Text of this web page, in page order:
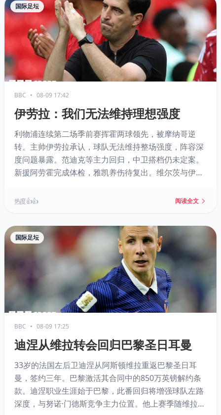
国际足坛
BBC • 08-09 17:42
伊劳拉：我们无法维持理想强度
利物浦连续第二场季前赛挥霍两球领先，被摩纳哥逆
转。主帅伊劳拉承认，球队无法维持整场强度，阵容深
度问题暴露。范迪克等主力回归，中卫搭档仍未定案。
新援阿劳霍完成体检，雅凯养伤待复出。维尔茨与伊萨
合。
热度 👍👍 阅读全文
国际足坛
BBC • 08-09 17:25
迪涅从维拉转会回归巴黎圣日耳曼
33岁的法国左后卫迪涅从阿斯顿维拉重返巴黎圣日耳
曼，签约三年。巴黎激活其合同中的850万英镑解约条
款。迪涅职业生涯始于巴黎，此番回归将增强球队左路
深度，与努诺·门德斯竞争主力位置。他上赛季随维拉夺